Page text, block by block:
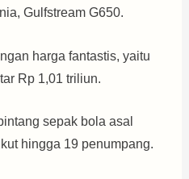
Gulfstream G650.
harga fantastis, yaitu
Rp 1,01 triliun.
sepak bola asal
hingga 19 penumpang.